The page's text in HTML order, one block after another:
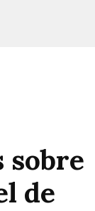
sobre
de